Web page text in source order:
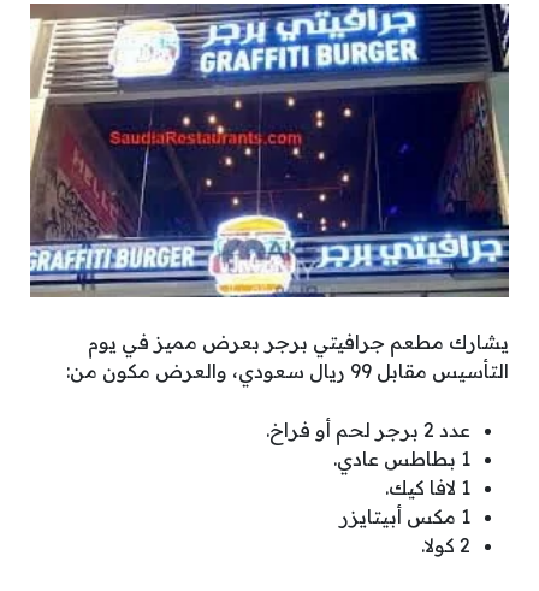
يشارك مطعم جرافيتي برجر بعرض مميز في يوم
التأسيس مقابل 99 ريال سعودي، والعرض مكون من:
عدد 2 برجر لحم أو فراخ.
1 بطاطس عادي.
1 لافا كيك.
1 مكس أبيتايزر
2 كولا.